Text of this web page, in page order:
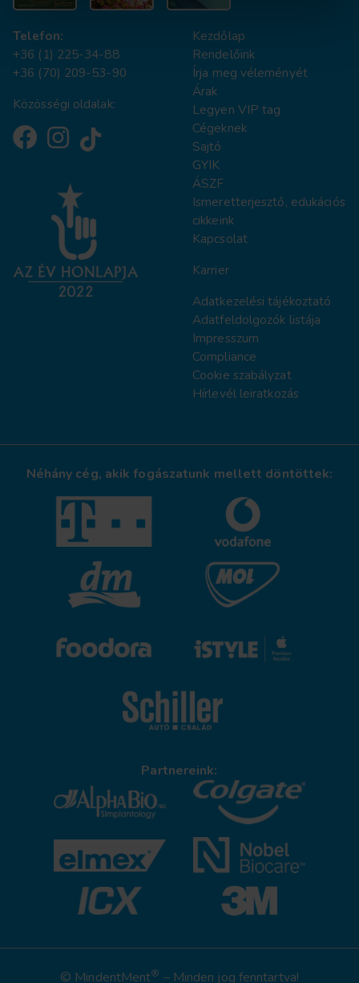
Telefon:
+36 (1) 225-34-88
+36 (70) 209-53-90
Közösségi oldalak:
Kezdőlap
Rendelőink
Írja meg véleményét
Árak
Legyen VIP tag
Cégeknek
Sajtó
GYIK
ÁSZF
Ismeretterjesztő, edukációs
cikkeink
Kapcsolat
Karrier
Adatkezelési tájékoztató
Adatfeldolgozók listája
Impresszum
Compliance
Cookie szabályzat
Hírlevél leiratkozás
Néhány cég, akik fogászatunk mellett döntöttek:
Partnereink:
© MindentMent® – Minden jog fenntartva!